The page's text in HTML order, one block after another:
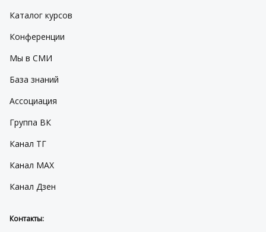
Каталог курсов
Конференции
Мы в СМИ
База знаний
Ассоциация
Группа ВК
Канал ТГ
Канал МАХ
Канал Дзен
Контакты: